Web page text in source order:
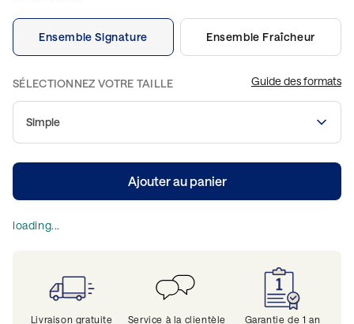
Ensemble Signature Ensemble Fraîcheur
Guide des formats
SÉLECTIONNEZ VOTRE TAILLE
Simple
Ajouter au panier
loading...
Livraison gratuite
Service à la clientèle
Garantie de 1 an